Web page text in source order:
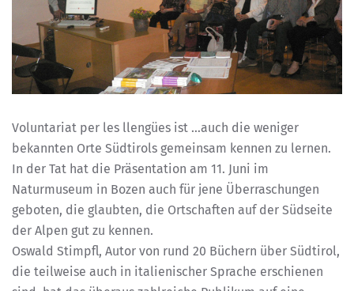
Voluntariat per les llengües ist …auch die weniger
bekannten Orte Südtirols gemeinsam kennen zu lernen.
In der Tat hat die Präsentation am 11. Juni im
Naturmuseum in Bozen auch für jene Überraschungen
geboten, die glaubten, die Ortschaften auf der Südseite
der Alpen gut zu kennen.
Oswald Stimpfl, Autor von rund 20 Büchern über Südtirol,
die teilweise auch in italienischer Sprache erschienen